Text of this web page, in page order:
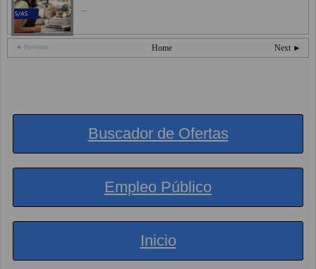
◄ Previous Next ►
Home
Buscador de Ofertas
Empleo Público
Inicio